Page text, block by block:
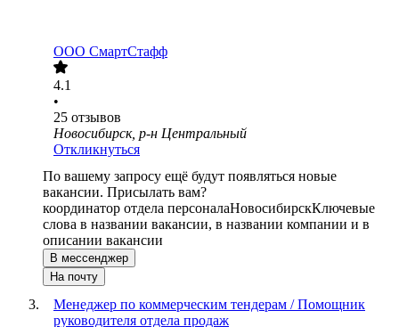
ООО СмартСтафф
4.1
•
25 отзывов
Новосибирск, р-н Центральный
Откликнуться
По вашему запросу ещё будут появляться новые
вакансии. Присылать вам?
координатор отдела персоналаНовосибирскКлючевые
слова в названии вакансии, в названии компании и в
описании вакансии
В мессенджер
На почту
Менеджер по коммерческим тендерам / Помощник
руководителя отдела продаж